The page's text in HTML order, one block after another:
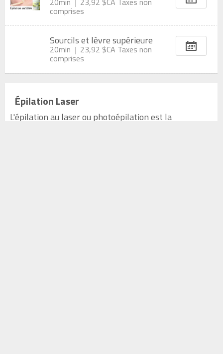
comprises
Sourcils et lèvre supérieure
20min 23,92 $CA Taxes non
comprises
Épilation Laser
L'épilation au laser ou photoépilation est la
technique par excellence pour se débarrasser de 80